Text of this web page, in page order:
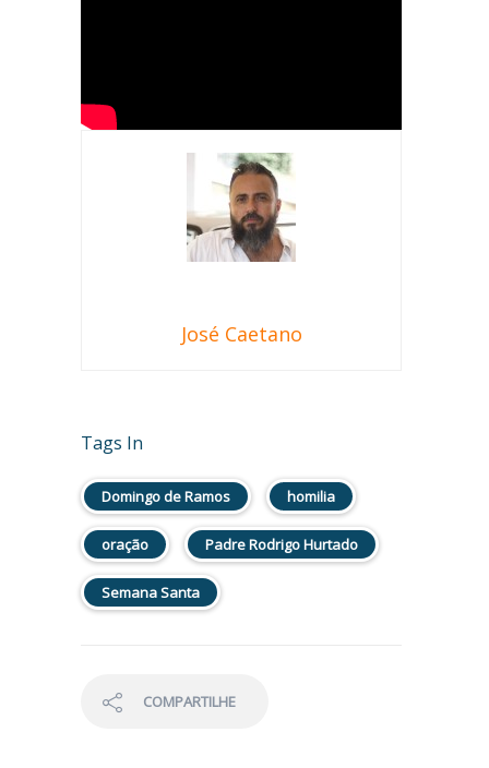
José Caetano
Tags In
Domingo de Ramos homilia
oração Padre Rodrigo Hurtado
Semana Santa
COMPARTILHE